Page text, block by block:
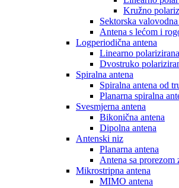
Kružno
Sektorska
Antena s lećom i
Logperiodična antena
Linearno
Dvostruko
Spiralna antena
Spiralna antena od
Planarna spiralna
Svesmjerna antena
Bikonična antena
Dipolna antena
Antenski niz
Planarna antena
Antena sa prorezom
Mikrostripna antena
MIMO antena